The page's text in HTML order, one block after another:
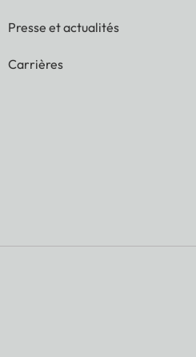
Presse et actualités
Carrières